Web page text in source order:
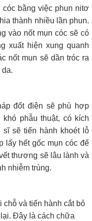
bằng việc phun nitơ
thành nhiều lần phun.
vào nốt mụn cóc sẽ có
xuất hiện xung quanh
nốt mụn sẽ dần tróc ra
da.
đốt điện sẽ phù hợp
phẫu thuật, có kích
sẽ tiến hành khoét lỗ
lấy hết gốc mụn cóc để
thương sẽ lâu lành và
nhiễm trùng.
và tiến hành cắt bỏ
Đây là cách chữa